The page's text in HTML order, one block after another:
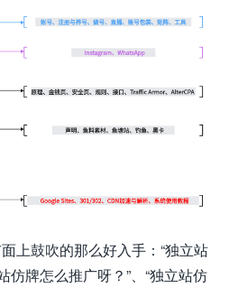
上鼓吹的那么好入手：“独立站
仿牌怎么推广呀？”、“独立站仿